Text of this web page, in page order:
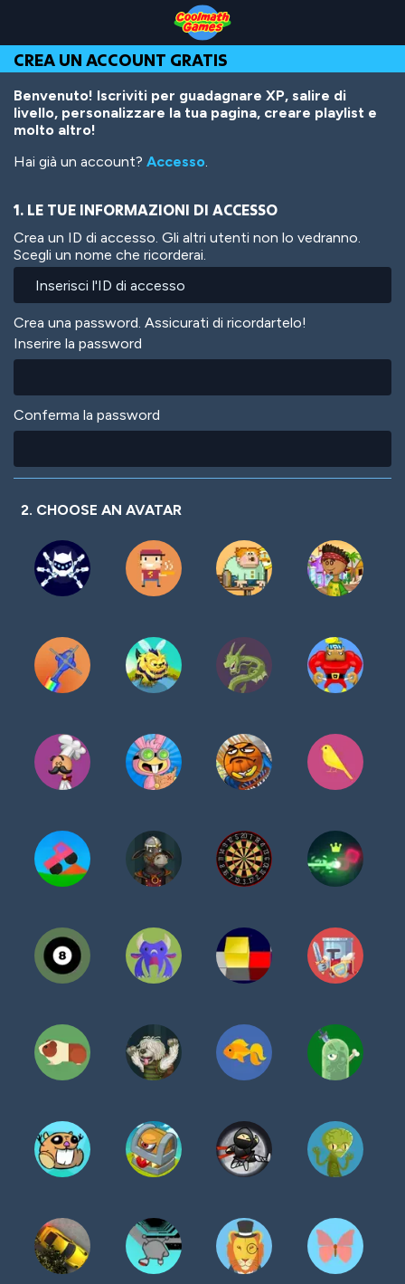
Top
of
Page
Navigation
Main
Content
Footer
contenuto
principale
CREA UN ACCOUNT GRATIS
Benvenuto! Iscriviti per guadagnare XP, salire di
livello, personalizzare la tua pagina, creare playlist e
molto altro!
Hai già un account? Accesso.
1. LE TUE INFORMAZIONI DI ACCESSO
Crea un ID di accesso. Gli altri utenti non lo vedranno.
Scegli un nome che ricorderai.
Crea una password. Assicurati di ricordartelo!
Inserire la password
Conferma la password
2. CHOOSE AN AVATAR